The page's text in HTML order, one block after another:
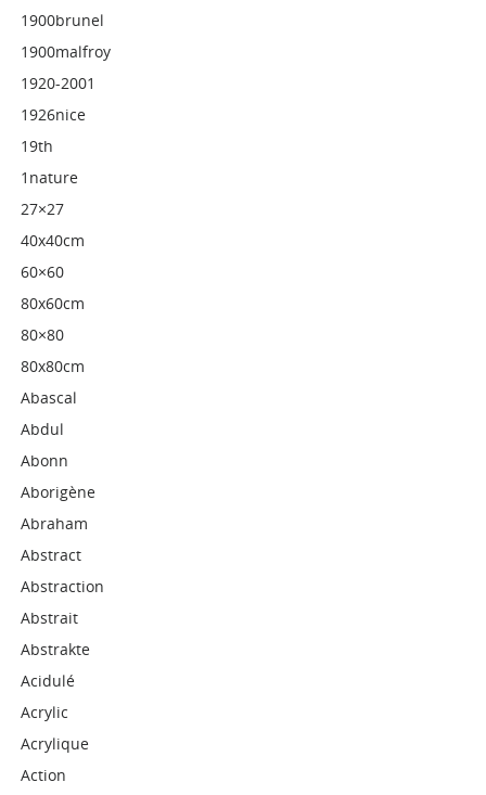
1900brunel
1900malfroy
1920-2001
1926nice
19th
1nature
27×27
40x40cm
60×60
80x60cm
80×80
80x80cm
Abascal
Abdul
Abonn
Aborigène
Abraham
Abstract
Abstraction
Abstrait
Abstrakte
Acidulé
Acrylic
Acrylique
Action